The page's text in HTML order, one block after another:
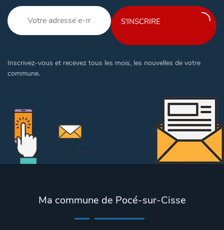
S'INSCRIRE
Inscrivez-vous et recevez tous les mois, les nouvelles de votre
commune.
Ma commune de Pocé-sur-Cisse